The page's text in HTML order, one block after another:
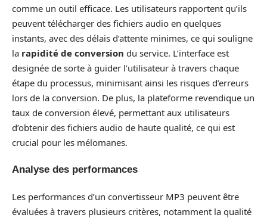
comme un outil efficace. Les utilisateurs rapportent qu’ils
peuvent télécharger des fichiers audio en quelques
instants, avec des délais d’attente minimes, ce qui souligne
la rapidité de conversion du service. L’interface est
designée de sorte à guider l’utilisateur à travers chaque
étape du processus, minimisant ainsi les risques d’erreurs
lors de la conversion. De plus, la plateforme revendique un
taux de conversion élevé, permettant aux utilisateurs
d’obtenir des fichiers audio de haute qualité, ce qui est
crucial pour les mélomanes.
Analyse des performances
Les performances d’un convertisseur MP3 peuvent être
évaluées à travers plusieurs critères, notamment la qualité